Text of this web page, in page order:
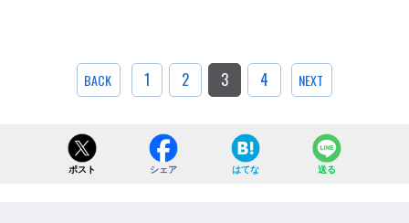
BACK 1 2 3 4 NEXT
ポスト シェア はてな 送る